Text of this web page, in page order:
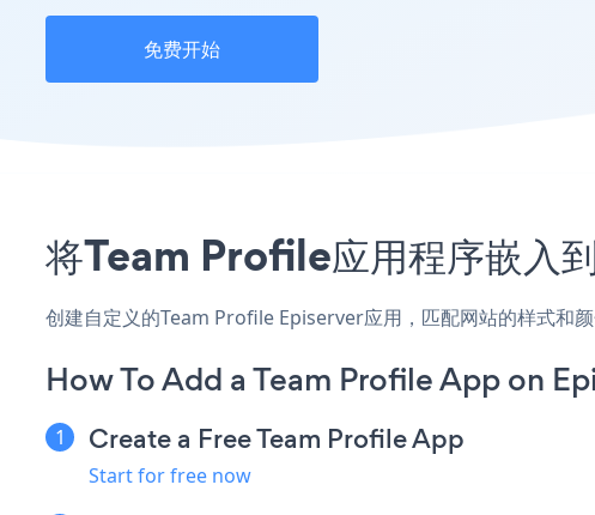
免费开始
将Team Profile应用程序嵌入
创建自定义的Team Profile Episerver应用，匹配网站的样式和
How To Add a Team Profile App on
Create a Free Team Profile App
Start for free now